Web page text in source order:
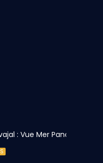
: Vue Mer Panoramique